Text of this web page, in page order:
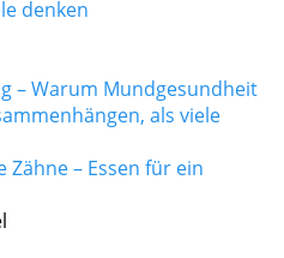
– Warum Mundgesundheit
als viele